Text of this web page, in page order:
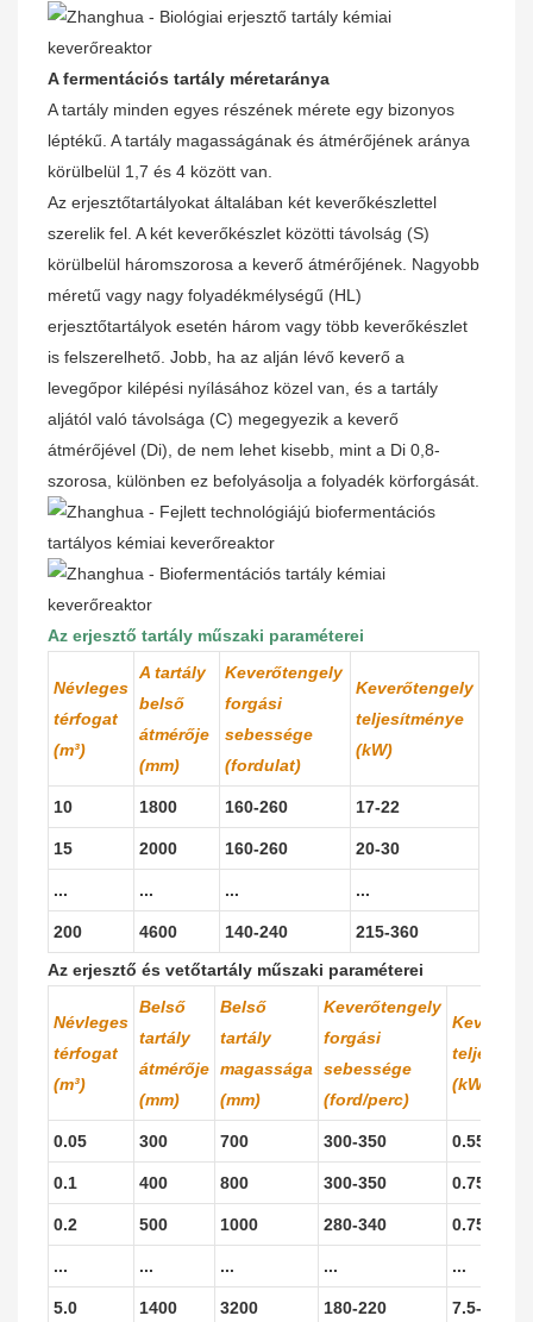
A fermentációs tartály méretaránya
A tartály minden egyes részének mérete egy bizonyos
léptékű. A tartály magasságának és átmérőjének aránya
körülbelül 1,7 és 4 között van.
Az erjesztőtartályokat általában két keverőkészlettel
szerelik fel. A két keverőkészlet közötti távolság (S)
körülbelül háromszorosa a keverő átmérőjének. Nagyobb
méretű vagy nagy folyadékmélységű (HL)
erjesztőtartályok esetén három vagy több keverőkészlet
is felszerelhető. Jobb, ha az alján lévő keverő a
levegőpor kilépési nyílásához közel van, és a tartály
aljától való távolsága (C) megegyezik a keverő
átmérőjével (Di), de nem lehet kisebb, mint a Di 0,8-
szorosa, különben ez befolyásolja a folyadék körforgását.
Az erjesztő tartály műszaki paraméterei
Névleges
térfogat
(m³)
A tartály
belső
átmérője
(mm)
Keverőtengely
forgási
sebessége
(fordulat)
Keverőtengely
teljesítménye
(kW)
10 1800 160-260 17-22
15 2000 160-260 20-30
... ... ... ...
200 4600 140-240
215-360
Az erjesztő és vetőtartály műszaki paraméterei
Névleges
térfogat
(m³)
Belső
tartály
átmérője
(mm)
Belső
tartály
magassága
(mm)
Keverőtengely
forgási
sebessége
(ford/perc)
(kW)
0.05 300 700 300-350 0.55
0.1 400 800 300-350 0.75-1.1
0.2 500 1000 280-340 0.75-1.5
... ... ... ... ...
5.0 1400 3200 180-220
7.5-18.5